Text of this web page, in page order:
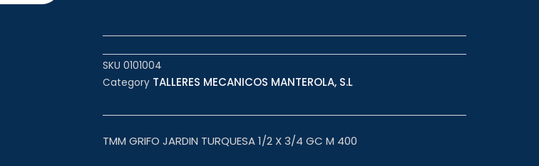
SKU 0101004
Category TALLERES MECANICOS MANTEROLA, S.L
TMM GRIFO JARDIN TURQUESA 1/2 X 3/4 GC M 400